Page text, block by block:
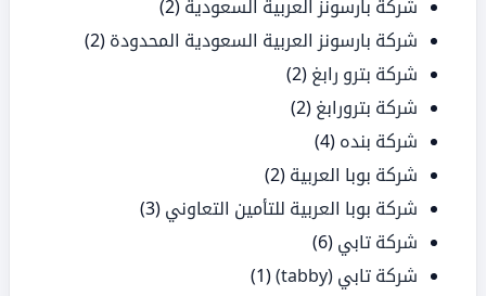
شركة بارسونز العربية السعودية (2)
شركة بارسونز العربية السعودية المحدودة (2)
شركة بترو رابغ (2)
شركة بترورابغ (2)
شركة بنده (4)
شركة بوبا العربية (2)
شركة بوبا العربية للتأمين التعاوني (3)
شركة تابي (6)
شركة تابي (tabby)
(1)